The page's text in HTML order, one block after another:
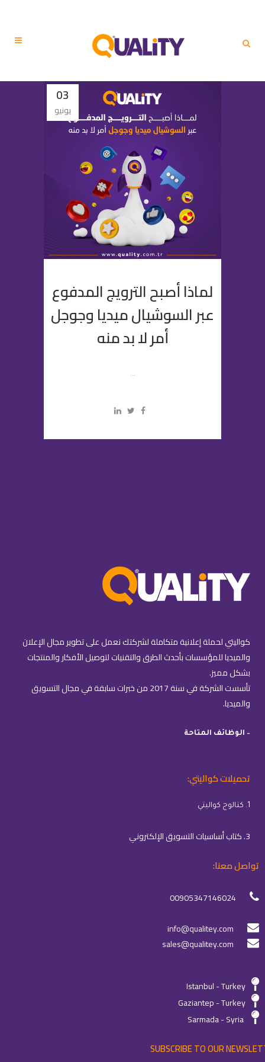
03
يونيو
لماذا أصبح الترويج المدفوع
عبر السوشيال ميديا وجوجل
أمر لا بد منه
...
كواليتي لحملة إعلانية متكاملة لشركتك نعمل على تطوير مجال الإعلان
والميديا للمؤسسات بأحدث الطرق والتقنيات لتوصيل الأفكار والمنتجات
بشكل مميز.
تأسست الشركة في سنة 2017 من خبرات سابقة في مجال التسويق
والميديا.
– الوظائف المتاحة
تحميلات كواليتي:
1. كتالوج كواليتي
3. كتاب أساسيات التسويق الإلكتروني
تواصل معنا:
00905347146024
info@qualitey.com
sales@qualitey.com
Istanbul - Turkey
Gaziantep - Turkey
Sarmada - Syria
SUBSCRIBE TO OUR